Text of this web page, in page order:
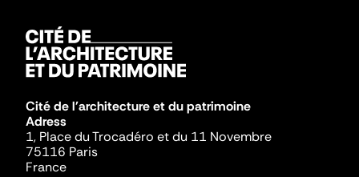
Cité de l'architecture et du patrimoine
Adress
1, Place du Trocadéro et du 11 Novembre
75116 Paris
France